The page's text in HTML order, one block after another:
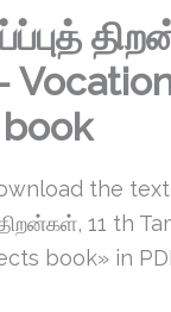
the
11 th
book» in